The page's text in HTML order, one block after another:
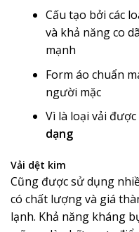
Cấu tạo bởi các
và khả năng co
mạnh
Form áo chuẩn
người mặc
Vì là loại vải
dạng
Vải dệt kim
Cũng được sử dụng
có chất lượng và giá
lạnh. Khả năng kháng